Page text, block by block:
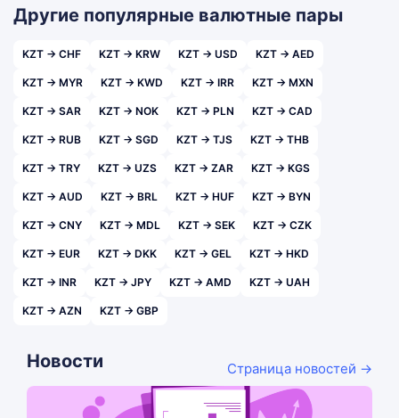
Другие популярные валютные пары
KZT → CHF KZT → KRW KZT → USD KZT → AED
KZT → MYR KZT → KWD KZT → IRR KZT → MXN
KZT → SAR KZT → NOK KZT → PLN KZT → CAD
KZT → RUB KZT → SGD KZT → TJS KZT → THB
KZT → TRY KZT → UZS KZT → ZAR KZT → KGS
KZT → AUD KZT → BRL KZT → HUF KZT → BYN
KZT → CNY KZT → MDL KZT → SEK KZT → CZK
KZT → EUR KZT → DKK KZT → GEL KZT → HKD
KZT → INR KZT → JPY KZT → AMD KZT → UAH
KZT → AZN KZT → GBP
Новости Страница новостей →